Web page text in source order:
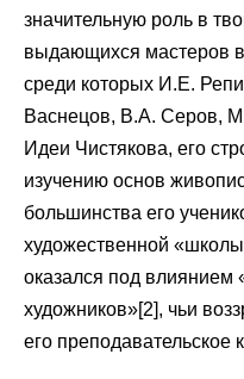
значительную роль в
выдающихся мастеров
среди которых И.Е.
Васнецов, В.А. Серов,
Идеи Чистякова, его
изучению основ
большинства его
художественной
оказался под влиянием
художников»[2], чьи
его преподавательское